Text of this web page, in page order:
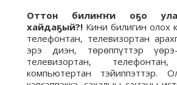
Оттон билиҥҥи оҕо
хайдаҕый?! Кини билигин олох
телефонтан, телевизортан
эрэ диэн, төрөппүттэр үөрэ-
телевизортан,
компьютертан тэйиппэттэр.